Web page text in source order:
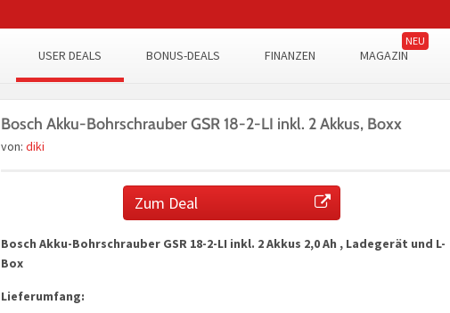
USER DEALS BONUS-DEALS FINANZEN MAGAZIN
Bosch Akku-Bohrschrauber GSR 18-2-LI inkl. 2 Akkus, Boxx
von: diki
Zum Deal
Bosch Akku-Bohrschrauber GSR 18-2-LI inkl. 2 Akkus 2,0 Ah , Ladegerät und L-
Box
Lieferumfang: